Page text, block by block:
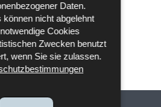
Daten.
können nicht abgelehnt
Cookies
Zwecken benutzt
wenn Sie sie zulassen.
am18/12/2019